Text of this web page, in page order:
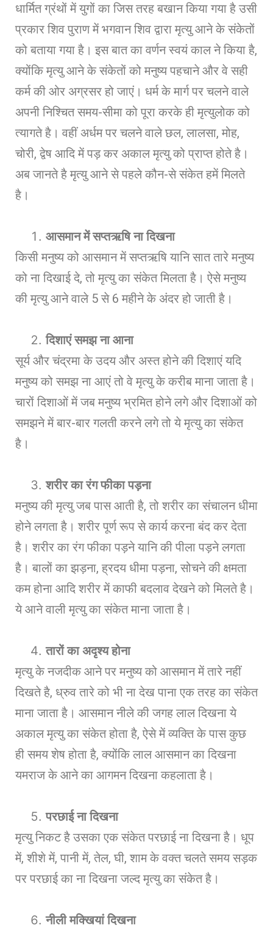
धार्मित ग्रंथों में युगों का जिस तरह बखान किया गया है उसी
प्रकार शिव पुराण में भगवान शिव द्वारा मृत्यु आने के संकेतों
को बताया गया है। इस बात का वर्णन स्वयं काल ने किया है,
क्योंकि मृत्यु आने के संकेतों को मनुष्य पहचाने और वे सही
कर्म की ओर अग्रसर हो जाएं। धर्म के मार्ग पर चलने वाले
अपनी निश्चित समय-सीमा को पूरा करके ही मृत्युलोक को
त्यागते है। वहीं अर्धम पर चलने वाले छल, लालसा, मोह,
चोरी, द्वेष आदि में पड़ कर अकाल मृत्यु को प्राप्त होते है।
अब जानते है मृत्यु आने से पहले कौन-से संकेत हमें मिलते
है।
आसमान में सप्तऋषि ना दिखना
किसी मनुष्य को आसमान में सप्तऋषि यानि सात तारे मनुष्य
को ना दिखाई दे, तो मृत्यु का संकेत मिलता है। ऐसे मनुष्य
की मृत्यु आने वाले 5 से 6 महीने के अंदर हो जाती है।
दिशाएं समझ ना आना
सूर्य और चंद्रमा के उदय और अस्त होने की दिशाएं यदि
मनुष्य को समझ ना आएं तो वे मृत्यु के करीब माना जाता है।
चारों दिशाओं में जब मनुष्य भ्रमित होने लगे और दिशाओं को
समझने में बार-बार गलती करने लगे तो ये मृत्यु का संकेत
है।
शरीर का रंग फीका पड़ना
मनुष्य की मृत्यु जब पास आती है, तो शरीर का संचालन धीमा
होने लगता है। शरीर पूर्ण रूप से कार्य करना बंद कर देता
है। शरीर का रंग फीका पड़ने यानि की पीला पड़ने लगता
है। बालों का झड़ना, ह्रदय धीमा पड़ना, सोचने की क्षमता
कम होना आदि शरीर में काफी बदलाव देखने को मिलते है।
ये आने वाली मृत्यु का संकेत माना जाता है।
तारों का अदृश्य होना
मृत्यु के नजदीक आने पर मनुष्य को आसमान में तारे नहीं
दिखते है, ध्रुव तारे को भी ना देख पाना एक तरह का संकेत
माना जाता है। आसमान नीले की जगह लाल दिखना ये
अकाल मृत्यु का संकेत होता है, ऐसे में व्यक्ति के पास कुछ
ही समय शेष होता है, क्योंकि लाल आसमान का दिखना
यमराज के आने का आगमन दिखना कहलाता है।
परछाई ना दिखना
मृत्यु निकट है उसका एक संकेत परछाई ना दिखना है। धूप
में, शीशे में, पानी में, तेल, घी, शाम के वक्त चलते समय सड़क
पर परछाई का ना दिखना जल्द मृत्यु का संकेत है।
नीली मक्खियां दिखना